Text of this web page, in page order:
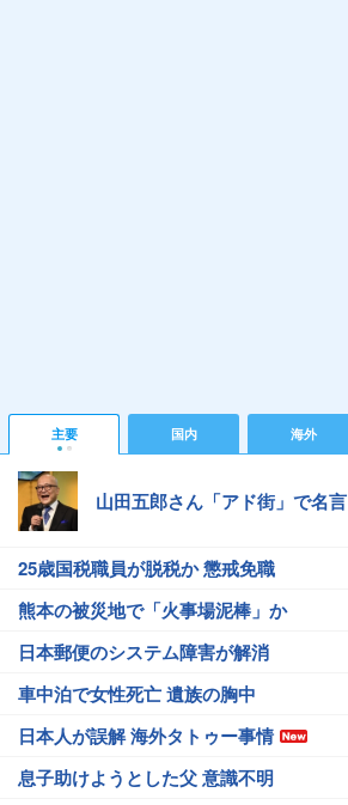
主要 国内 海外
山田五郎さん「アド街」で名言
25歳国税職員が脱税か 懲戒免職
熊本の被災地で「火事場泥棒」か
日本郵便のシステム障害が解消
車中泊で女性死亡 遺族の胸中
日本人が誤解 海外タトゥー事情
息子助けようとした父 意識不明